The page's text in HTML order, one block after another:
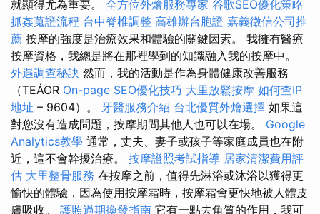
就顯得尤為重要。 全方位外燴服務專家 谷歌SEO優化策略
抓姦蒐證流程 台中脊椎調整 高雄辦台胞證 嘉義徵信公司推
薦 按摩的強度是治療效果和體驗的關鍵因素。 我擁有醫療
按摩資格，我總是將在那裡學到的知識融入我的按摩中。
外遇調查秘訣 然而，我的活動是作為身體健康改善服務
（TEÁOR On-page SEO優化技巧 大里放鬆按摩 如何查IP
地址 – 9604）。 牙醫服務介紹 台北優質外燴選擇 如果這
對您沒有造成問題，按摩期間其他人也可以在場。 Google
Analytics教學 通常，丈夫、妻子或孩子等家庭成員也在附
近，這不會幹擾治療。 按摩證照考試指導 居家清潔費用評
估 大里整骨服務 在按摩之前，值得先淋浴或沐浴以獲得更
愉快的體驗，因為使用按摩霜時，按摩霜會更快地被人體皮
膚吸收。 護照過期換發指南 它有一點去角質的作用，我可